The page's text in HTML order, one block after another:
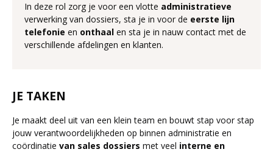
In deze rol zorg je voor een vlotte administratieve
verwerking van dossiers, sta je in voor de eerste lijn
telefonie en onthaal en sta je in nauw contact met de
verschillende afdelingen en klanten.
JE TAKEN
Je maakt deel uit van een klein team en bouwt stap voor stap
jouw verantwoordelijkheden op binnen administratie en
coördinatie van sales dossiers met veel interne en